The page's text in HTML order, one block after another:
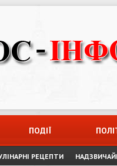
ПОДІЇ
РЕЦЕПТИ